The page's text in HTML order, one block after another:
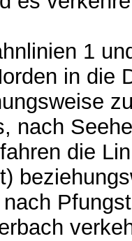
1
in die
nach
die